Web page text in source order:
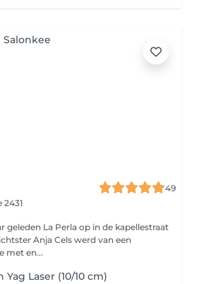
49
2431
geleden La Perla op in de kapellestraat
met en...
Laser (10/10 cm)